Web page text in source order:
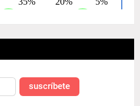
suscríbete